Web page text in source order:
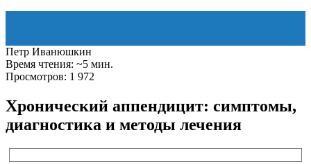
Петр Иванюшкин
Время чтения: ~5 мин.
Просмотров: 1 972
Хронический аппендицит: симптомы,
диагностика и методы лечения